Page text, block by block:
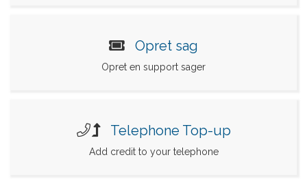
Opret sag
Opret en support sager
Telephone Top-up
Add credit to your telephone